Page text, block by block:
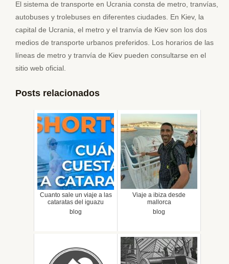
El sistema de transporte en Ucrania consta de metro, tranvías,
autobuses y trolebuses en diferentes ciudades. En Kiev, la
capital de Ucrania, el metro y el tranvía de Kiev son los dos
medios de transporte urbanos preferidos. Los horarios de las
líneas de metro y tranvía de Kiev pueden consultarse en el
sitio web oficial.
Posts relacionados
Cuanto sale un viaje a las
cataratas del iguazu
blog
Viaje a ibiza desde
mallorca
blog